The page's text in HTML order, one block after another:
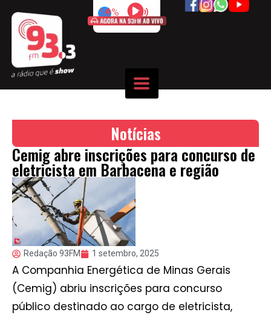
50%
Notícias
Cemig abre inscrições para concurso de
eletricista em Barbacena e região
Redação 93FM 1 setembro, 2025
A Companhia Energética de Minas Gerais
(Cemig) abriu inscrições para concurso
público destinado ao cargo de eletricista,